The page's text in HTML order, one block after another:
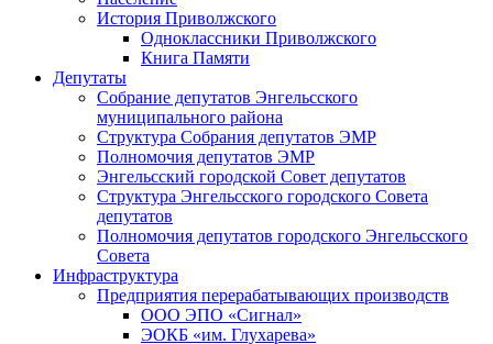
История Приволжского
Одноклассники Приволжского
Книга Памяти
Депутаты
Собрание депутатов Энгельсского
муниципального района
Структура Собрания депутатов ЭМР
Полномочия депутатов ЭМР
Энгельсский городской Совет депутатов
Структура Энгельсского городского Совета
депутатов
Полномочия депутатов городского Энгельсского
Совета
Инфраструктура
Предприятия перерабатывающих производств
ООО ЭПО «Сигнал»
ЭОКБ «им. Глухарева»